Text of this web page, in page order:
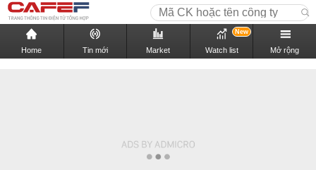
Home Tin mới Market Watch list
New
Mở rộng